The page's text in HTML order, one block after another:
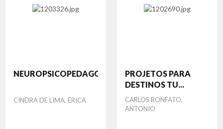
NEUROPSICOPEDAGOGIA
Autor
CINDRA DE LIMA, ÉRICA
PROJETOS PARA
DESTINOS TU...
Autor
CARLOS BONFATO,
ANTONIO